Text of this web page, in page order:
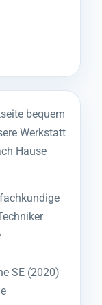
bequem
Werkstatt
Hause
SE (2020)